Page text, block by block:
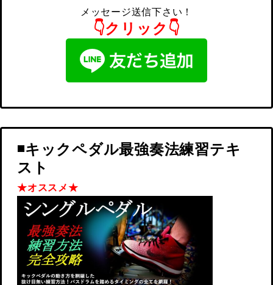
メッセージ送信下さい！
👇クリック👇
◾️キックペダル最強奏法練習テキ
スト
★オススメ★